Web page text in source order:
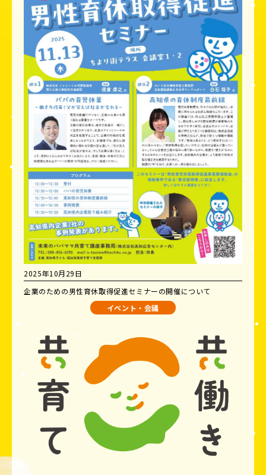
2025年10月29日
企業のための男性育休取得促進セミナーの開催について
イベント・会議